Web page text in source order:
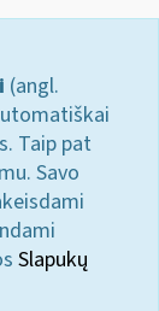
(angl.
Taip pat
Savo
Slapukų